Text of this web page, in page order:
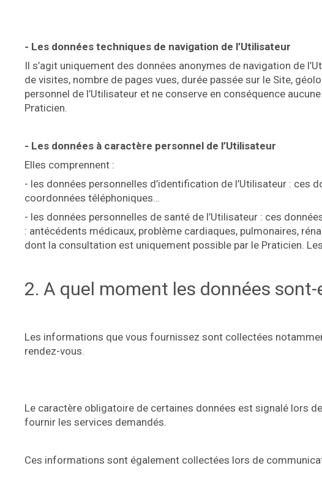
- Les données techniques de navigation de l’Utilisateur
Il s’agit uniquement des données anonymes de navigation de
de visites, nombre de pages vues, durée passée sur le Site,
personnel de l’Utilisateur et ne conserve en conséquence
Praticien.
- Les données à caractère personnel de l’Utilisateur
Elles comprennent :
- les données personnelles d’identification de l’Utilisateur : ces
coordonnées téléphoniques…
- les données personnelles de santé de l’Utilisateur : ces
: antécédents médicaux, problème cardiaques, pulmonaires,
dont la consultation est uniquement possible par le Praticien.
2. A quel moment les données
Les informations que vous fournissez sont collectées
rendez-vous.
Le caractère obligatoire de certaines données est signalé lors
fournir les services demandés.
Ces informations sont également collectées lors de